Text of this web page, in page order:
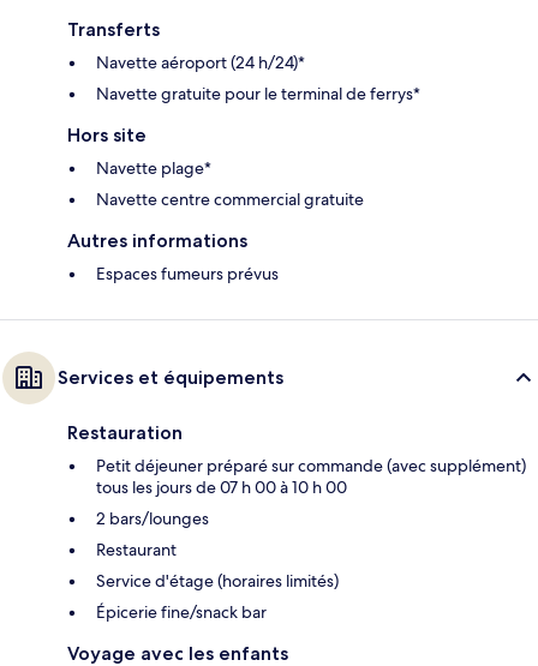
Transferts
Navette aéroport (24 h/24)*
Navette gratuite pour le terminal de ferrys*
Hors site
Navette plage*
Navette centre commercial gratuite
Autres informations
Espaces fumeurs prévus
Services et équipements
Restauration
Petit déjeuner préparé sur commande (avec supplément)
tous les jours de 07 h 00 à 10 h 00
2 bars/lounges
Restaurant
Service d'étage (horaires limités)
Épicerie fine/snack bar
Voyage avec les enfants